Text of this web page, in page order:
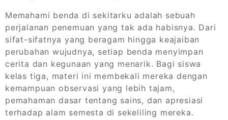
Memahami benda di sekitarku adalah sebuah
perjalanan penemuan yang tak ada habisnya. Dari
sifat-sifatnya yang beragam hingga keajaiban
perubahan wujudnya, setiap benda menyimpan
cerita dan kegunaan yang menarik. Bagi siswa
kelas tiga, materi ini membekali mereka dengan
kemampuan observasi yang lebih tajam,
pemahaman dasar tentang sains, dan apresiasi
terhadap alam semesta di sekeliling mereka.